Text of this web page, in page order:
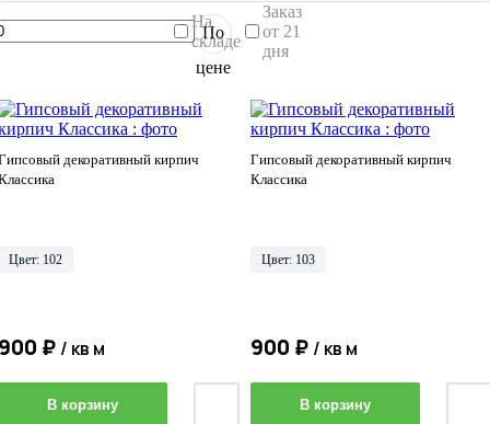
По
цене
На
складе
Заказ
от 21
дня
декоративный кирпич
Цвет: 102
₽ / кв м
В корзину
Гипсовый декоративный кирпич
Классика
Цвет: 103
900 ₽ / кв м
В корзину